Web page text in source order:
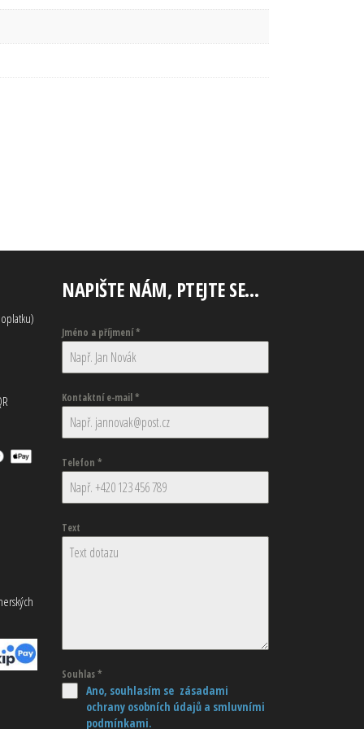
NAPIŠTE NÁM, PTEJTE SE…
Jméno a příjmení*
Kontaktní e-mail*
Telefon *
Text
Souhlas*
Ano, souhlasím se zásadami
ochrany osobních údajů a smluvními
podmínkami.